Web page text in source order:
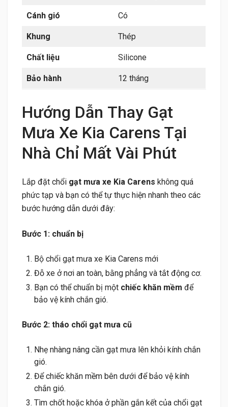
Cánh gió Có
Khung Thép
Chất liệu Silicone
Bảo hành 12 tháng
Hướng Dẫn Thay Gạt
Mưa Xe Kia Carens Tại
Nhà Chỉ Mất Vài Phút
Lắp đặt chổi gạt mưa xe Kia Carens không quá
phức tạp và bạn có thể tự thực hiện nhanh theo các
bước hướng dẫn dưới đây:
Bước 1: chuẩn bị
Bộ chổi gạt mưa xe Kia Carens mới
Đỗ xe ở nơi an toàn, bằng phẳng và tắt động cơ.
Bạn có thể chuẩn bị một chiếc khăn mềm để
bảo vệ kính chắn gió.
Bước 2: tháo chổi gạt mưa cũ
Nhẹ nhàng nâng cần gạt mưa lên khỏi kính chắn
gió.
Để chiếc khăn mềm bên dưới để bảo vệ kính
chắn gió.
Tìm chốt hoặc khóa ở phần gắn kết của chổi gạt